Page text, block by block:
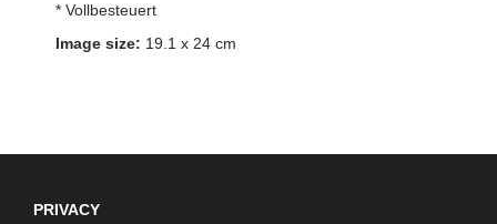
* Vollbesteuert
Image size: 19.1 x 24 cm
PRIVACY